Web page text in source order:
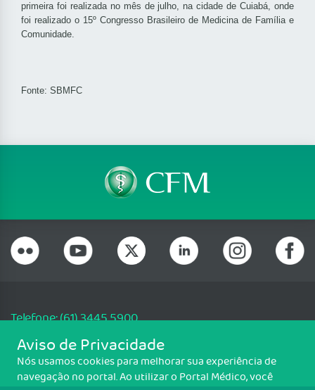
primeira foi realizada no mês de julho, na cidade de Cuiabá, onde
foi realizado o 15º Congresso Brasileiro de Medicina de Família e
Comunidade.
Fonte: SBMFC
Telefone: (61) 3445 5900
Email: cfm@portalmedico.org.br
SGAS 616, Conjunto D, Lote 115, L2 Sul, Brasília/DF - CEP: 70200-760 -
CNPJ: 33.583.550/0001-30
Aviso de Privacidade
Nós usamos cookies para melhorar sua experiência de
navegação no portal. Ao utilizar o Portal Médico, você